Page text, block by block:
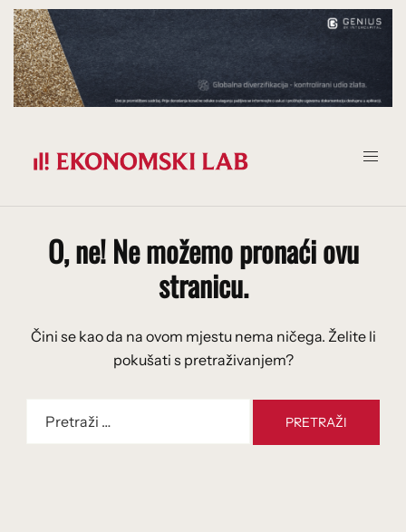
Prijeđi
na
sadržaj
O, ne! Ne možemo pronaći ovu
stranicu.
Čini se kao da na ovom mjestu nema ničega. Želite li
pokušati s pretraživanjem?